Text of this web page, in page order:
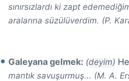
sınırsızlardı ki zapt
aralarına süzülüverdim. (P.
Galeyana gelmek: (deyim)
mantık savuşurmuş... (M. A.